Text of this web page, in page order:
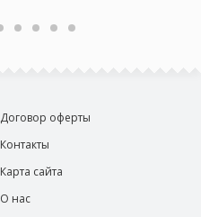
Договор оферты
Контакты
Карта сайта
О нас